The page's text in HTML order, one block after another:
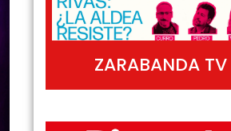
ZARABANDA TV